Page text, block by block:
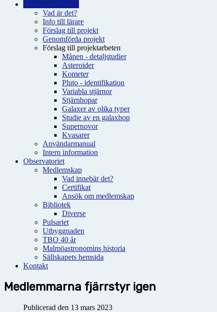
Vad är det?
Info till lärare
Förslag till projekt
Genomförda projekt
Förslag till projektarbeten
Månen - detaljstudier
Asteroider
Kometer
Pluto - identifikation
Variabla stjärnor
Stjärnhopar
Galaxer av olika typer
Studie av en galaxhop
Supernovor
Kvasarer
Användarmanual
Intern information
Observatoriet
Medlemskap
Vad innebär det?
Certifikat
Ansök om medlemskap
Bibliotek
Diverse
Pulsariet
Utbyggnaden
TBO 40 år
Malmöastronomins historia
Sällskapets hemsida
Kontakt
Medlemmarna fjärrstyr igen
Publicerad den 13 mars 2023